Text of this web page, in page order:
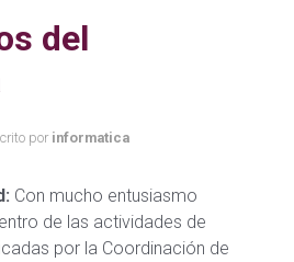
del
por informatica
Con mucho entusiasmo
de las actividades de
por la Coordinación de